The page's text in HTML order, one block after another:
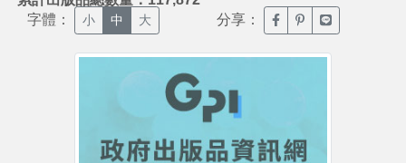
字體： 小 中 大 分享： 臉書分享(另開新視窗)
噗浪分享(另開新
Line分享(另